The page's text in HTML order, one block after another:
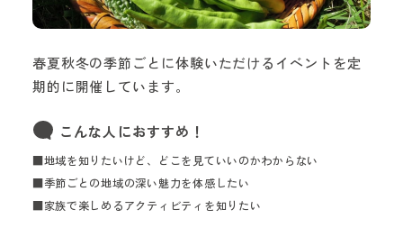
春夏秋冬の季節ごとに体験いただけるイベントを定
期的に開催しています。
こんな人におすすめ！
■地域を知りたいけど、どこを見ていいのかわからない
■季節ごとの地域の深い魅力を体感したい
■家族で楽しめるアクティビティを知りたい